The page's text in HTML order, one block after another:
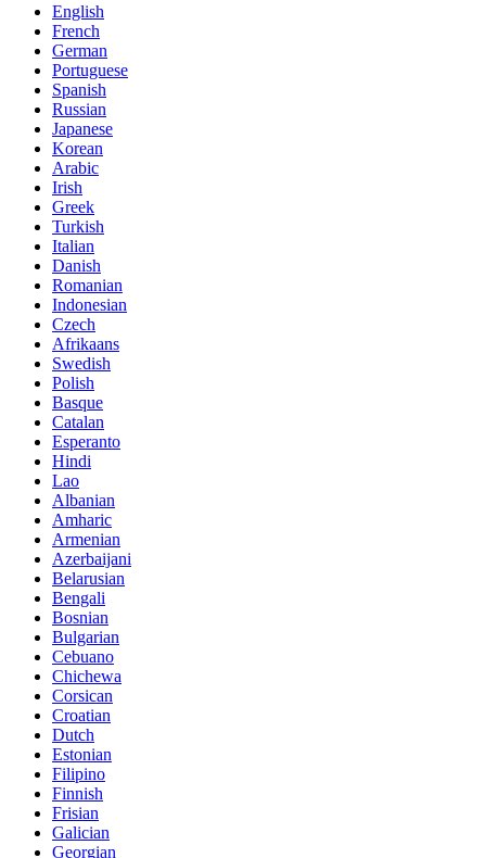
English
French
German
Portuguese
Spanish
Russian
Japanese
Korean
Arabic
Irish
Greek
Turkish
Italian
Danish
Romanian
Indonesian
Czech
Afrikaans
Swedish
Polish
Basque
Catalan
Esperanto
Hindi
Lao
Albanian
Amharic
Armenian
Azerbaijani
Belarusian
Bengali
Bosnian
Bulgarian
Cebuano
Chichewa
Corsican
Croatian
Dutch
Estonian
Filipino
Finnish
Frisian
Galician
Georgian